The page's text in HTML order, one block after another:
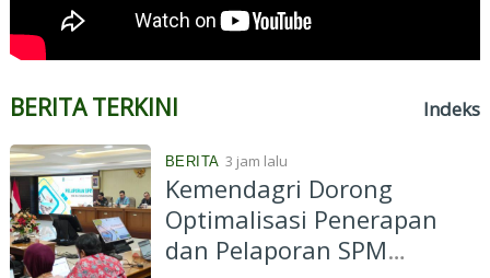
BERITA TERKINI Indeks
BERITA 3 jam lalu
Kemendagri Dorong
Optimalisasi Penerapan
dan Pelaporan SPM